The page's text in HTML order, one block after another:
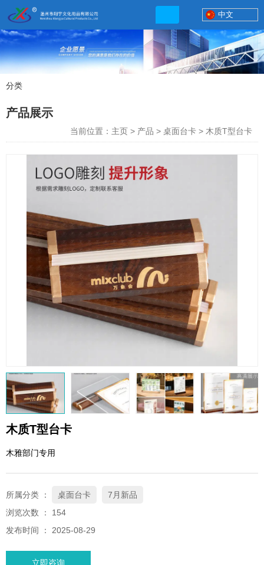
联系电话
网店地址:
http://xybp.tmall.com http://wzxybp.1688.com
QQ邮箱
xybp@qq.com
中文
分类
产品展示
当前位置：主页 > 产品 > 桌面台卡 > 木质T型台卡
木质T型台卡
木雅部门专用
所属分类 ： 桌面台卡
7月新品
浏览次数 ： 154
发布时间 ： 2025-08-29
立即咨询